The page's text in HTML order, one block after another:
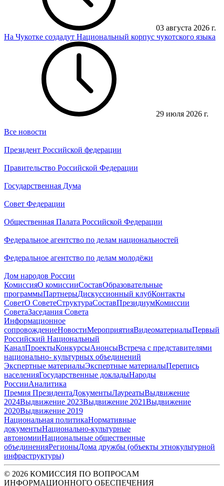
03 августа 2026 г.
На Чукотке создадут Национальный корпус чукотского языка
29 июля 2026 г.
Все новости
Президент Российской федерации
Правительство Российской Федерации
Государственная Дума
Совет Федерации
Общественная Палата Российской Федерации
Федеральное агентство по делам национальностей
Федеральное агентство по делам молодёжи
Дом народов России
КомиссияО комиссииСоставОбразовательные
программыПартнерыДискуссионный клубКонтакты
СоветО СоветеСтруктураСоставПрезидиумКомиссии
СоветаЗаседания Совета
Информационное
сопровождениеНовостиМероприятияВидеоматериалыПервый
Российский Национальный
КаналПроектыКонкурсыАнонсыВстреча с представителями
национально- культурных объединений
Экспертные материалыЭкспертные материалыПерепись
населенияГосударственные докладыНароды
РоссииАналитика
Премия ПрезидентаДокументыЛауреатыВыдвижение
2024Выдвижение 2023Выдвижение 2021Выдвижение
2020Выдвижение 2019
Национальная политикаНормативные
документыНационально-культурные
автономииНациональные общественные
объединенияРегионыДома дружбы (объекты этнокультурной
инфраструктуры)
© 2026 КОМИССИЯ ПО ВОПРОСАМ
ИНФОРМАЦИОННОГО ОБЕСПЕЧЕНИЯ